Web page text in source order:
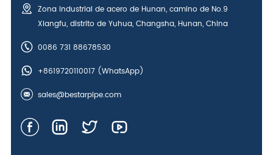
Zona industrial de acero de Hunan, camino de No.9
Xiangfu, distrito de Yuhua, Changsha, Hunan, China
0086 731 88678530
+8619720110017 (WhatsApp)
sales@bestarpipe.com